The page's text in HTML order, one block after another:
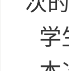
学